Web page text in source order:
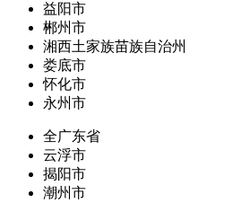
益阳市
郴州市
湘西土家族苗族自治州
娄底市
怀化市
永州市
全广东省
云浮市
揭阳市
潮州市